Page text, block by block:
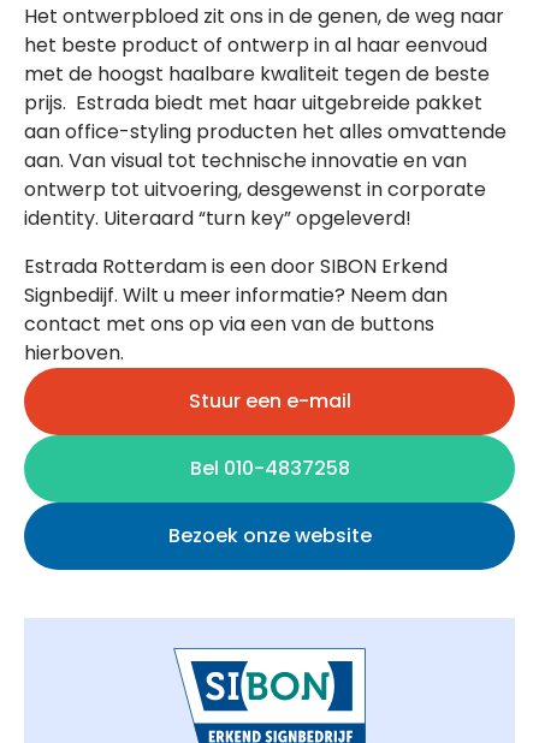
Het ontwerpbloed zit ons in de genen, de weg naar
het beste product of ontwerp in al haar eenvoud
met de hoogst haalbare kwaliteit tegen de beste
prijs. Estrada biedt met haar uitgebreide pakket
aan office-styling producten het alles omvattende
aan. Van visual tot technische innovatie en van
ontwerp tot uitvoering, desgewenst in corporate
identity. Uiteraard “turn key” opgeleverd!
Estrada Rotterdam is een door SIBON Erkend
Signbedijf. Wilt u meer informatie? Neem dan
contact met ons op via een van de buttons
hierboven.
Stuur een e-mail
Bel 010-4837258
Bezoek onze website